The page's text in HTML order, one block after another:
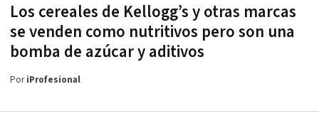
Los cereales de Kellogg’s y otras marcas
se venden como nutritivos pero son una
bomba de azúcar y aditivos
PoriProfesional